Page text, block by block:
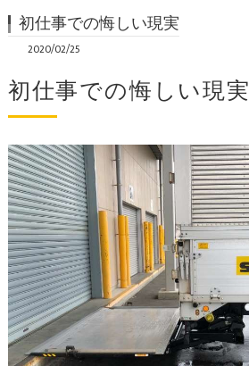
初仕事での悔しい現実
2020/02/25
初仕事での悔しい現実